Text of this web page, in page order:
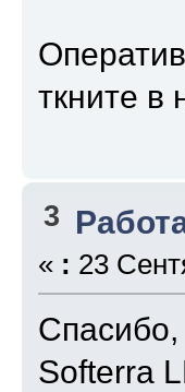
ткните в
3
« : 23
Спасибо,
Softerra